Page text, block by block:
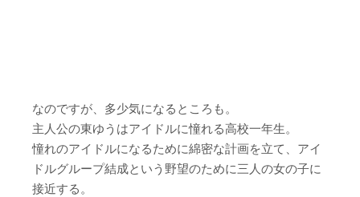
なのですが、多少気になるところも。
主人公の東ゆうはアイドルに憧れる高校一年生。
憧れのアイドルになるために綿密な計画を立て、アイ
ドルグループ結成という野望のために三人の女の子に
接近する。